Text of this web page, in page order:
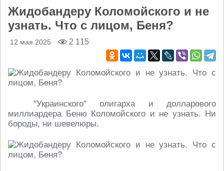
Жидобандеру Коломойского и не
узнать. Что с лицом, Беня?
12 мая 2025 2 115
"Украинского" олигарха и долларового
миллиардера Беню Коломойского и не узнать. Ни
бороды, ни шевелюры.